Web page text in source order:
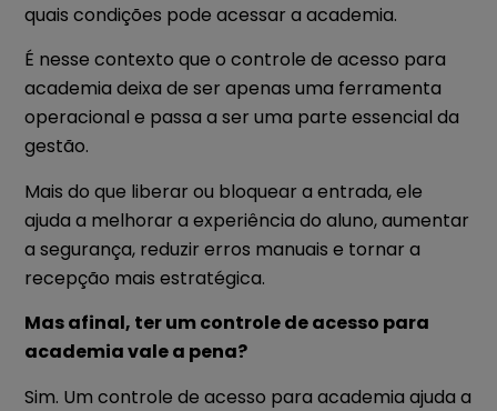
quais condições pode acessar a academia.
É nesse contexto que o controle de acesso para
academia deixa de ser apenas uma ferramenta
operacional e passa a ser uma parte essencial da
gestão.
Mais do que liberar ou bloquear a entrada, ele
ajuda a melhorar a experiência do aluno, aumentar
a segurança, reduzir erros manuais e tornar a
recepção mais estratégica.
Mas afinal, ter um controle de acesso para
academia vale a pena?
Sim. Um controle de acesso para academia ajuda a